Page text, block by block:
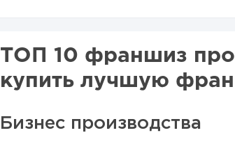
ТОП 10 франшиз
купить лучшую
Бизнес производства